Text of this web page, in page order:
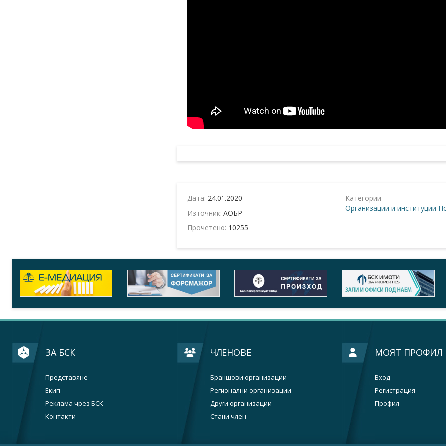
Дата: 24.01.2020
Източник: АОБР
Прочетено: 10255
Категории
Организации и институции
ЗА БСК
Представяне
Екип
Реклама чрез БСК
Контакти
ЧЛЕНОВЕ
Браншови организации
Регионални организации
Други организации
Стани член
МОЯТ ПРОФИЛ
Вход
Регистрация
Профил